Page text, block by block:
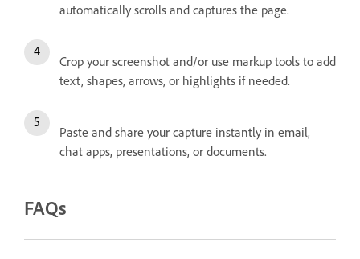
automatically scrolls and captures the page.
Crop your screenshot and/or use markup tools to add
text, shapes, arrows, or highlights if needed.
Paste and share your capture instantly in email,
chat apps, presentations, or documents.
FAQs